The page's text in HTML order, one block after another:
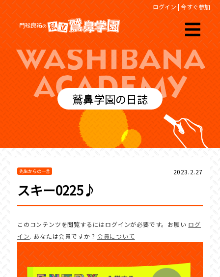
ログイン | 今すぐ参加
鷲鼻学園の日誌
先生からの一言 2023.2.27
スキー0225♪
このコンテンツを閲覧するにはログインが必要です。お願い ログ
イン. あなたは会員ですか ? 会員について